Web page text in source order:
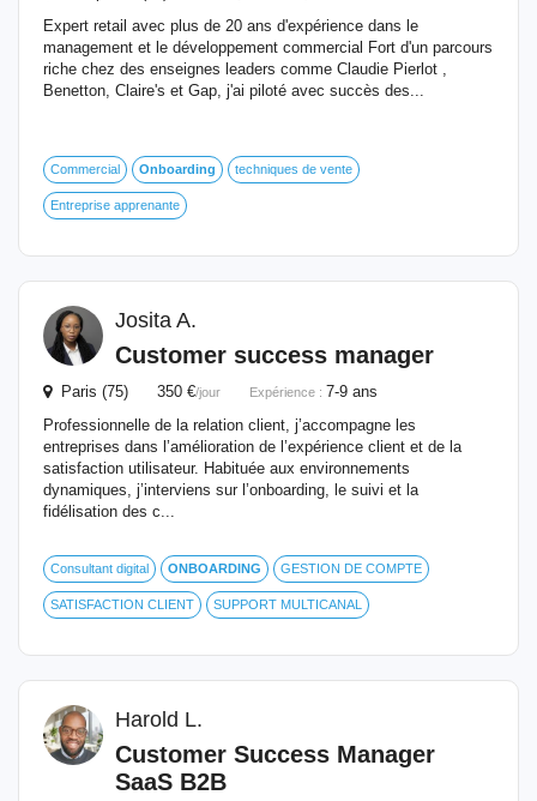
Expert retail avec plus de 20 ans d'expérience dans le
management et le développement commercial Fort d'un parcours
riche chez des enseignes leaders comme Claudie Pierlot ,
Benetton, Claire's et Gap, j'ai piloté avec succès des...
Commercial Onboarding techniques de vente
Entreprise apprenante
Josita A.
Customer success manager
Paris (75) 350 €/jour Expérience : 7-9 ans
Professionnelle de la relation client, j’accompagne les
entreprises dans l’amélioration de l’expérience client et de la
satisfaction utilisateur. Habituée aux environnements
dynamiques, j’interviens sur l’onboarding, le suivi et la
fidélisation des c...
Consultant digital ONBOARDING GESTION DE COMPTE
SATISFACTION CLIENT SUPPORT MULTICANAL
Harold L.
Customer Success Manager
SaaS B2B